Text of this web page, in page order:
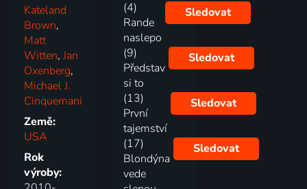
Kateland
Brown,
Matt
Witten,Jan
Oxenberg,
Michael J.
Cinquemani
Země:
USA
Rok
výroby:
(4)
Rande
naslepo
Sledovat
(9)
Představ
si to
Sledovat
(13)
První
tajemství
Sledovat
(17)
Blondýna
vede
Sledovat